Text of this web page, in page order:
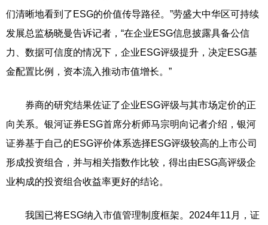
们清晰地看到了ESG的价值传导路径。”劳盛大中华区可持续
发展总监杨晓曼告诉记者，“在企业ESG信息披露具备公信
力、数据可信度的情况下，企业ESG评级提升，决定ESG基
金配置比例，资本流入推动市值增长。”
券商的研究结果佐证了企业ESG评级与其市场定价的正
向关系。银河证券ESG首席分析师马宗明向记者介绍，银河
证券基于自己的ESG评价体系选择ESG评级较高的上市公司
形成投资组合，并与相关指数作比较，得出由ESG高评级企
业构成的投资组合收益率更好的结论。
我国已将ESG纳入市值管理制度框架。2024年11月，证